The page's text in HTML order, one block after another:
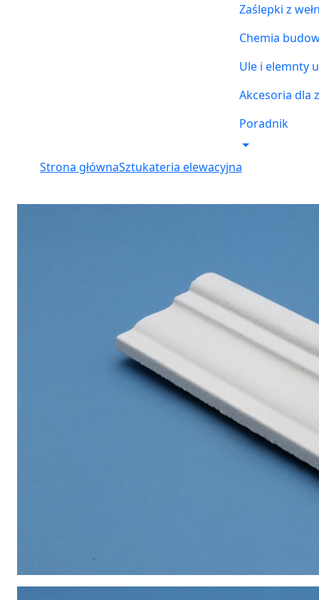
Zaślepki z
Chemia
Ule i elemnty
Akcesoria dla
Poradnik
Strona głównaSztukateria elewacyjna